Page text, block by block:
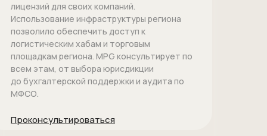
лицензий для своих компаний.
Использование инфраструктуры региона
позволило обеспечить доступ к
логистическим хабам и торговым
площадкам региона. MPG консультирует по
всем этам, от выбора юрисдикции
до бухгалтерской поддержки и аудита по
МФСО.
Проконсультироваться